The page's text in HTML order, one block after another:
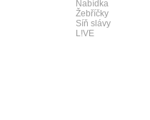
Nabídka
Žebříčky
Síň slávy
L!VE